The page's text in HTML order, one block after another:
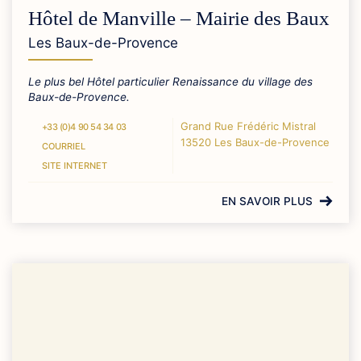
Hôtel de Manville – Mairie des Baux
Les Baux-de-Provence
Le plus bel Hôtel particulier Renaissance du village des
Baux-de-Provence.
+33 (0)4 90 54 34 03
COURRIEL
SITE INTERNET
Grand Rue Frédéric Mistral
13520 Les Baux-de-Provence
EN SAVOIR PLUS